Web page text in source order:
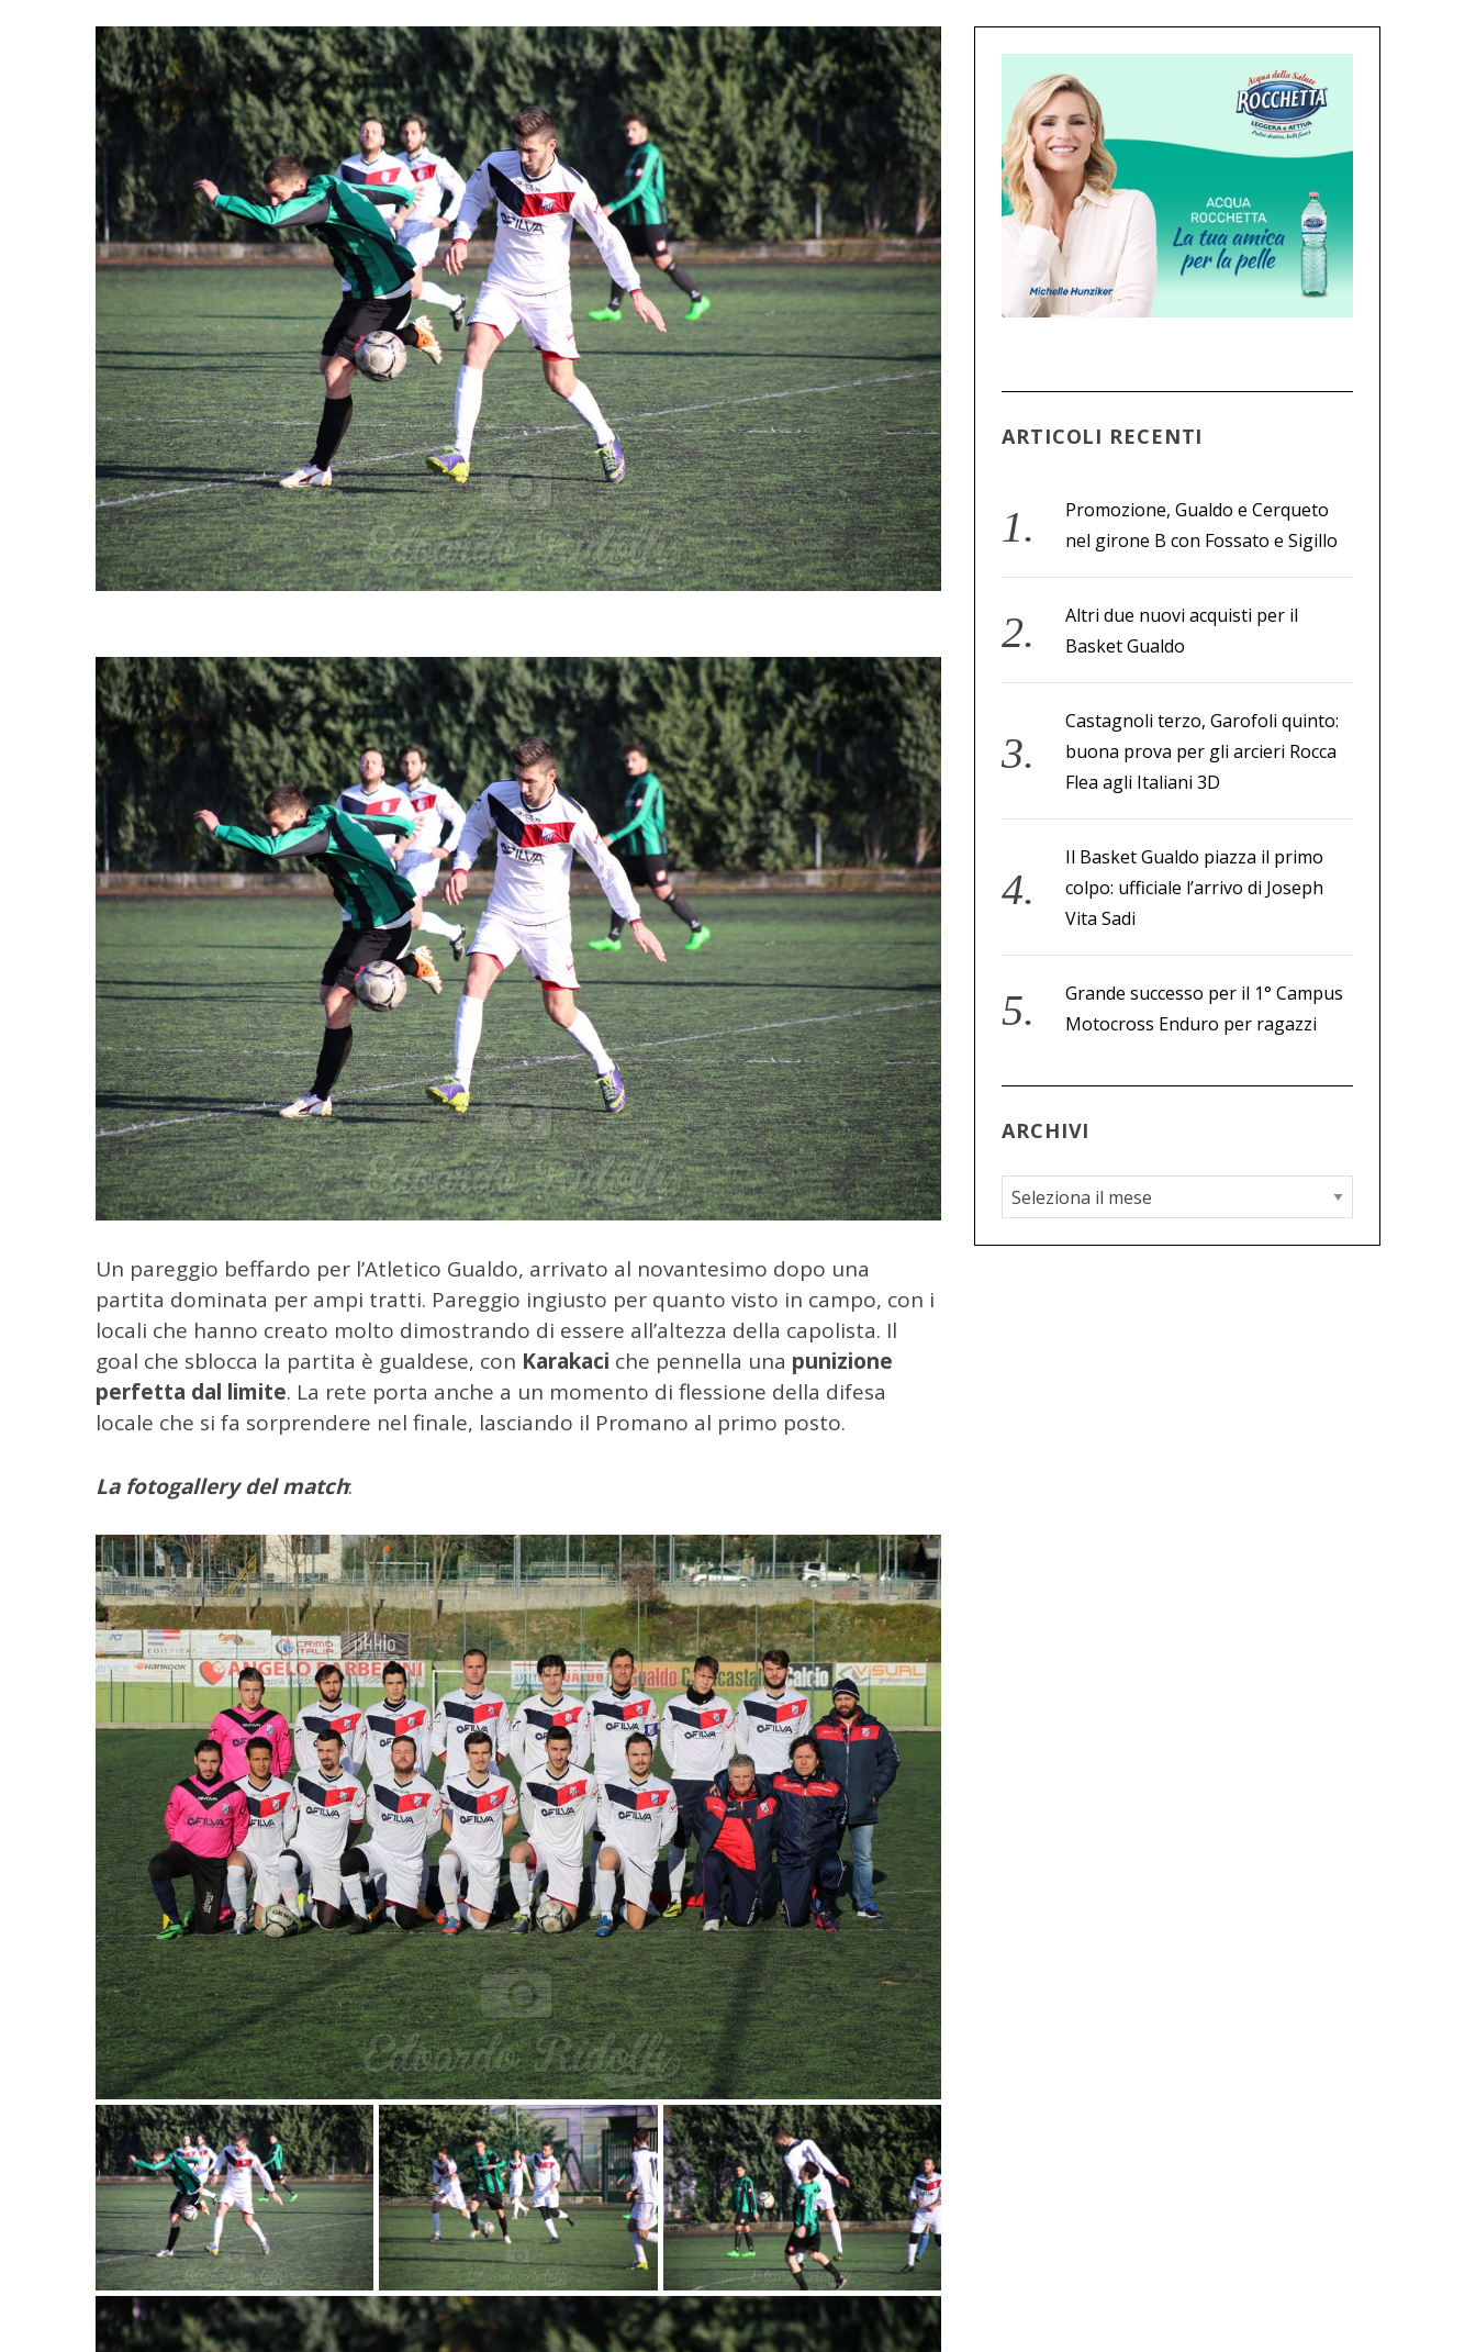
Un pareggio beffardo per l’Atletico Gualdo, arrivato al novantesimo dopo una
partita dominata per ampi tratti. Pareggio ingiusto per quanto visto in campo, con i
locali che hanno creato molto dimostrando di essere all’altezza della capolista. Il
goal che sblocca la partita è gualdese, con Karakaci che pennella una punizione
perfetta dal limite. La rete porta anche a un momento di flessione della difesa
locale che si fa sorprendere nel finale, lasciando il Promano al primo posto.
La fotogallery del match:
ARTICOLI RECENTI
Promozione, Gualdo e Cerqueto
nel girone B con Fossato e Sigillo
Altri due nuovi acquisti per il
Basket Gualdo
Castagnoli terzo, Garofoli quinto:
buona prova per gli arcieri Rocca
Flea agli Italiani 3D
Il Basket Gualdo piazza il primo
colpo: ufficiale l’arrivo di Joseph
Vita Sadi
Grande successo per il 1° Campus
Motocross Enduro per ragazzi
ARCHIVI
A
r
c
C
e
r
c
a
p
e
r
: